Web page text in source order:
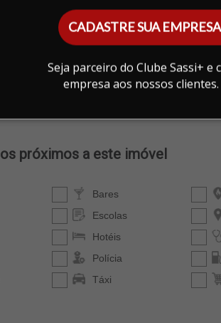
CADASTRE SUA
Seja parceiro do Clube Sassi+ e
empresa aos nossos clientes.